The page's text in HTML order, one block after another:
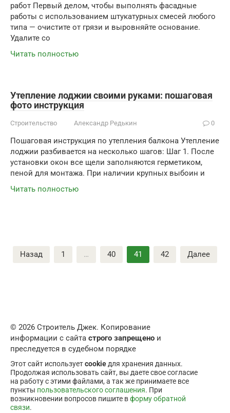
работ Первый делом, чтобы выполнять фасадные
работы с использованием штукатурных смесей любого
типа — очистите от грязи и выровняйте основание.
Удалите со
Читать полностью
Утепление лоджии своими руками: пошаговая
фото инструкция
Строительство Александр Редькин 0
Пошаговая инструкция по утепления балкона Утепление
лоджии разбивается на несколько шагов: Шаг 1. После
установки окон все щели заполняются герметиком,
пеной для монтажа. При наличии крупных выбоин и
Читать полностью
Пагинация
записей
Назад 1 … 40 41 42 Далее
© 2026 Строитель Джек. Копирование
информации с сайта строго запрещено и
преследуется в судебном порядке
Этот сайт используетcookie для хранения данных.
Продолжая использовать сайт, вы даете свое согласие
на работу с этими файлами, а так же принимаете все
пункты пользовательского соглашения. При
возникновении вопросов пишите вформу обратной
связи.